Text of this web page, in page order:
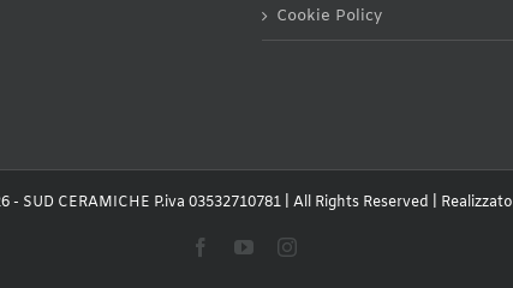
Cookie Policy
- SUD CERAMICHE P.iva 03532710781 | All Rights Reserved |
FacebookYouTubeInstagram